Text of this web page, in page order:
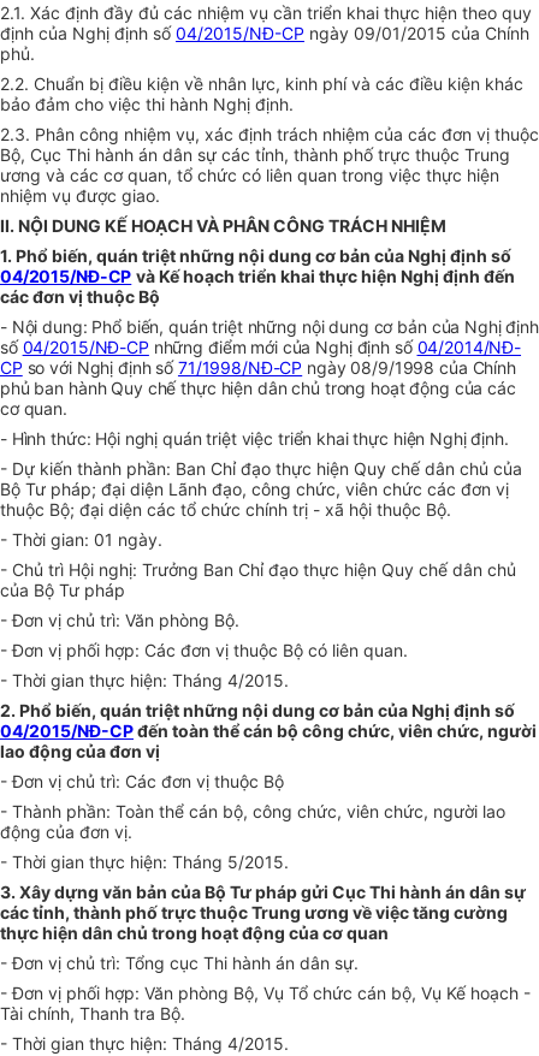
2.1. Xác định đầy đủ các nhiệm vụ cần triển khai thực hiện theo quy
định của Nghị định số04/2015/NĐ-CP ngày 09/01/2015 của Chính
phủ.
2.2. Chuẩn bị điều kiện về nhân lực, kinh phí và các điều kiện khác
bảo đảm cho việc thi hành Nghị định.
2.3. Phân công nhiệm vụ, xác định trách nhiệm của các đơn vị thuộc
Bộ, Cục Thi hành án dân sự các tỉnh, thành phố trực thuộc Trung
ương và các cơ quan, tổ chức có liên quan trong việc thực hiện
nhiệm vụ được giao.
II. NỘI DUNG KẾ HOẠCH VÀ PHÂN CÔNG TRÁCH NHIỆM
1. Phổ biến, quán triệt những nội dung cơ bản của Nghị định số
04/2015/NĐ-CP và Kế hoạch triển khai thực hiện Nghị định đến
các đơn vị thuộc Bộ
- Nội dung: Phổ biến, quán triệt những nội dung cơ bản của Nghị định
số04/2015/NĐ-CP những điểm mới của Nghị định số04/2014/NĐ-
CP so với Nghị định số71/1998/NĐ-CP ngày 08/9/1998 của Chính
phủ ban hành Quy chế thực hiện dân chủ trong hoạt động của các
cơ quan.
- Hình thức: Hội nghị quán triệt việc triển khai thực hiện Nghị định.
- Dự kiến thành phần: Ban Chỉ đạo thực hiện Quy chế dân chủ của
Bộ Tư pháp; đại diện Lãnh đạo, công chức, viên chức các đơn vị
thuộc Bộ; đại diện các tổ chức chính trị - xã hội thuộc Bộ.
- Thời gian: 01 ngày.
- Chủ trì Hội nghị: Trưởng Ban Chỉ đạo thực hiện Quy chế dân chủ
của Bộ Tư pháp
- Đơn vị chủ trì: Văn phòng Bộ.
- Đơn vị phối hợp: Các đơn vị thuộc Bộ có liên quan.
- Thời gian thực hiện: Tháng 4/2015.
2. Phổ biến, quán triệt những nội dung cơ bản của Nghị định số
04/2015/NĐ-CPđến toàn thể cán bộ công chức, viên chức, người
lao động của đơn vị
- Đơn vị chủ trì: Các đơn vị thuộc Bộ
- Thành phần: Toàn thể cán bộ, công chức, viên chức, người lao
động của đơn vị.
- Thời gian thực hiện: Tháng 5/2015.
3. Xây dựng văn bản của Bộ Tư pháp gửi Cục Thi hành án dân sự
các tỉnh, thành phố trực thuộc Trung ương về việc tăng cường
thực hiện dân chủ trong hoạt động của cơ quan
- Đơn vị chủ trì: Tổng cục Thi hành án dân sự.
- Đơn vị phối hợp: Văn phòng Bộ, Vụ Tổ chức cán bộ, Vụ Kế hoạch -
Tài chính, Thanh tra Bộ.
- Thời gian thực hiện: Tháng 4/2015.